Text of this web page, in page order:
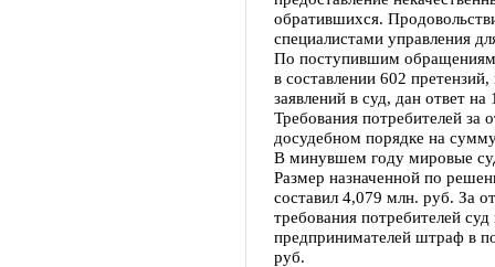
обратившихся.
специалистами управления
По поступившим обращениям
в составлении 602
заявлений в суд, дан ответ
Требования потребителей за
досудебном порядке на
В минувшем году мировые
Размер назначенной по
составил 4,079 млн. руб. За
требования потребителей
предпринимателей штраф в
руб.